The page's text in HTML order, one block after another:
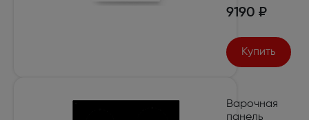
9190 ₽
Купить
Варочная
панель